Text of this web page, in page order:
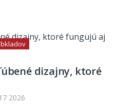
dizajny, ktoré
2026